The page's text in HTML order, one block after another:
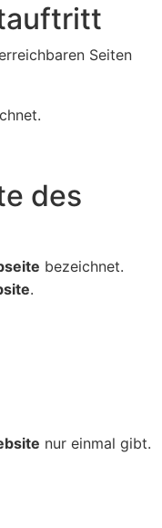
Seiten
des
bezeichnet.
.
nur einmal gibt.